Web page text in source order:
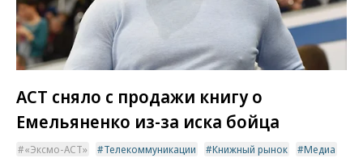
АСТ сняло с продажи книгу о
Емельяненко из-за иска бойца
«Эксмо-АСТ» Телекоммуникации Книжный рынок
Медиа